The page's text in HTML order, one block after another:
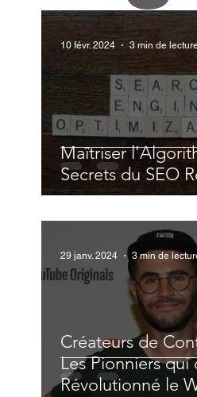
Maîtriser
Secrets du SEO
10 févr. 2024 3 min de
Créateurs de
Les Pionniers qui
Révolutionné le
29 janv. 2024 3 min de